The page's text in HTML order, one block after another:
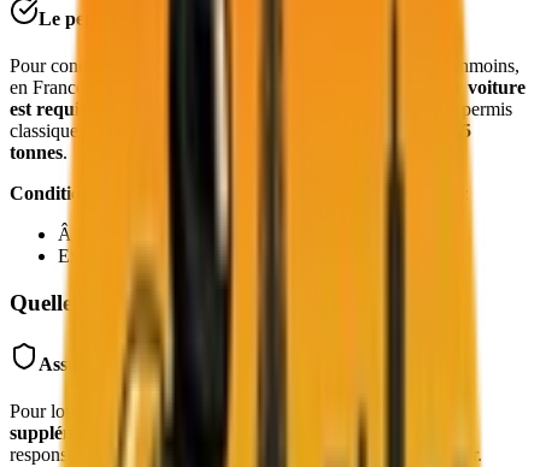
Le permis B suffit
Pour conduire un camion, un permis est indispensable. Néanmoins,
en France,
seul le permis B nécessaire à la conduite d'une voiture
est requis
. Louer un véhicule utilitaire est possible avec un permis
classique tant que le PTAC du camion ne dépasse pas les
3,5
tonnes.
Conditions complémentaires
Âge minimum de 25 ans
Expérience de conduite de 1 à 5 ans
Quelle assurance est obligatoire ?
Assurance responsabilité civile incluse
Pour louer un véhicule utilitaire,
aucune assurance
supplémentaire n'est requise
. Cependant, une assurance
responsabilité civile est obligatoirement souscrite par le loueur.